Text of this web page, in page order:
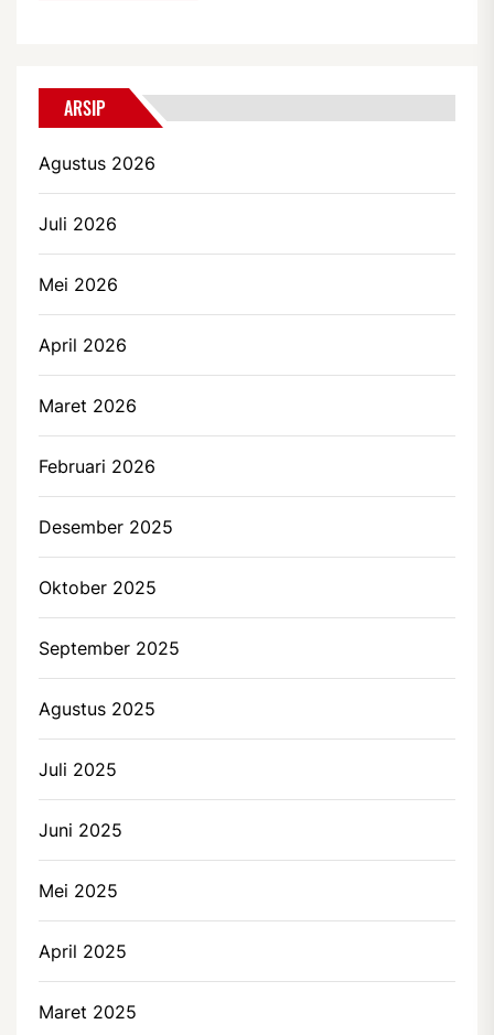
ARSIP
Agustus 2026
Juli 2026
Mei 2026
April 2026
Maret 2026
Februari 2026
Desember 2025
Oktober 2025
September 2025
Agustus 2025
Juli 2025
Juni 2025
Mei 2025
April 2025
Maret 2025